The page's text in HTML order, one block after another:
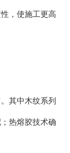
，使施工更高
其中木纹系列
热熔胶技术确